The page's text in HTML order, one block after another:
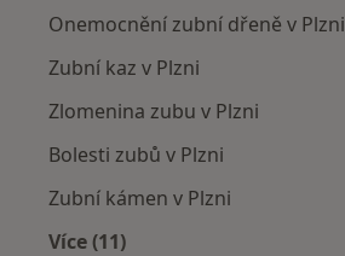
Onemocnění zubní dřeně v Plzni
Zubní kaz v Plzni
Zlomenina zubu v Plzni
Bolesti zubů v Plzni
Zubní kámen v Plzni
Více (11)